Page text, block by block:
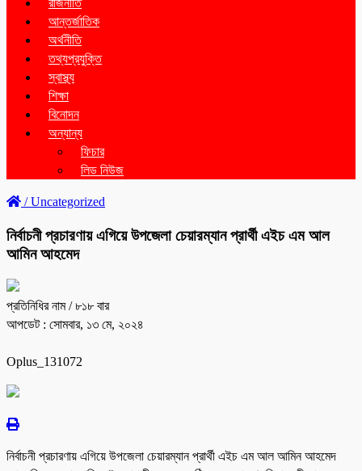
রাজনীতি
আন্তর্জাতিক
অর্থনীতি
তথ্যপ্রযুক্তি
স্বাস্থ্য
শিক্ষা
বিনোদন
অন্যান্য
ফিচার
লিড নিউজ
/Uncategorized
নির্বাচনী প্রচারণায় এগিয়ে উপজেলা চেয়ারম্যান প্রার্থী এইচ এম আল
আমিন আহমেদ
প্রতিনিধির নাম/ ৮১৮ বার
আপডেট : সোমবার, ১৩ মে, ২০২৪
Oplus_131072
নির্বাচনী প্রচারণায় এগিয়ে উপজেলা চেয়ারম্যান প্রার্থী এইচ এম আল আমিন আহমেদ